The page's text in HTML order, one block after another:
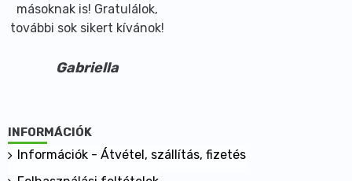
másoknak is! Gratulálok,
további sok sikert kívánok!
Gabriella
INFORMÁCIÓK
Információk - Átvétel, szállítás, fizetés